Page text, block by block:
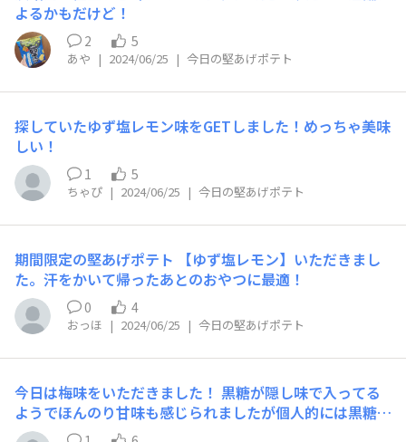
よるかもだけど！
2 5
あや | 2024/06/25 | 今日の堅あげポテト
探していたゆず塩レモン味をGETしました！めっちゃ美味
しい！
1 5
ちゃぴ | 2024/06/25 | 今日の堅あげポテト
期間限定の堅あげポテト 【ゆず塩レモン】いただきまし
た。汗をかいて帰ったあとのおやつに最適！
0 4
おっほ | 2024/06/25 | 今日の堅あげポテト
今日は梅味をいただきました！ 黒糖が隠し味で入ってる
ようでほんのり甘味も感じられましたが個人的には黒糖の
入らない酸っぱめの方が好きかもです。